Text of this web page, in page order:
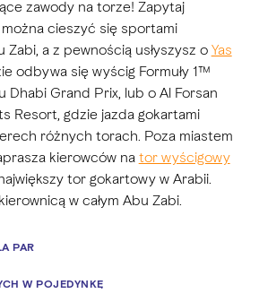
zawody na torze! Zapytaj
można cieszyć się sportami
Zabi, a z pewnością usłyszysz o Yas
odbywa się wyścig Formuły 1™
Dhabi Grand Prix, lub o Al Forsan
Resort, gdzie jazda gokartami
różnych torach. Poza miastem
kierowców na tor wyścigowy
największy tor gokartowy w Arabii.
w całym Abu Zabi.
PAR
W POJEDYNKĘ